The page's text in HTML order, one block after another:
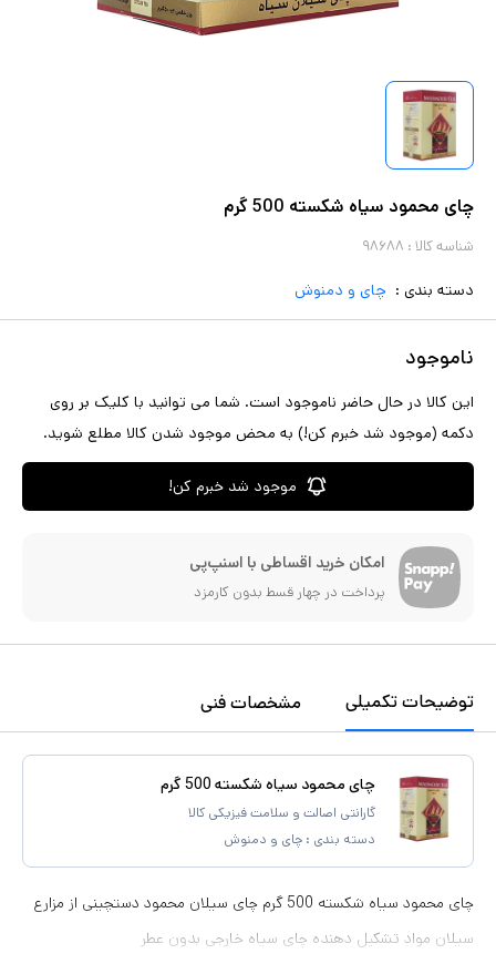
چای محمود سیاه شکسته 500 گرم
شناسه کالا : ۹۸۶۸۸
دسته بندی : چای و دمنوش
ناموجود
این کالا در حال حاضر ناموجود است. شما می توانید با کلیک بر روی
دکمه (موجود شد خبرم کن!) به محض موجود شدن کالا مطلع شوید.
موجود شد خبرم کن!
امکان خرید اقساطی با اسنپ‌پی
پرداخت در چهار قسط بدون کارمزد
توضیحات تکمیلی مشخصات فنی
چای محمود سیاه شکسته 500 گرم
گارانتی اصالت و سلامت فیزیکی کالا
دسته بندی : چای و دمنوش
چای محمود سیاه شکسته 500 گرم چای سیلان محمود دستچینی از مزارع
سیلان مواد تشکیل دهنده چای سیاه خارجی بدون عطر